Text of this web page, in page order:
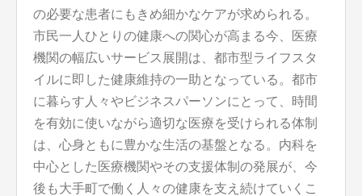
の必要な患者にもきめ細かなケアが求められる。
市民一人ひとりの健康への関心が高まる今、医療
機関の幅広いサービス展開は、都市型ライフスタ
イルに即した健康維持の一助となっている。都市
に暮らす人々やビジネスパーソンにとって、時間
を有効に使いながら適切な医療を受けられる体制
は、心身ともに豊かな生活の基盤となる。内科を
中心とした医療機関やその支援体制の発展が、今
後も大手町で働く人々の健康を支え続けていくこ